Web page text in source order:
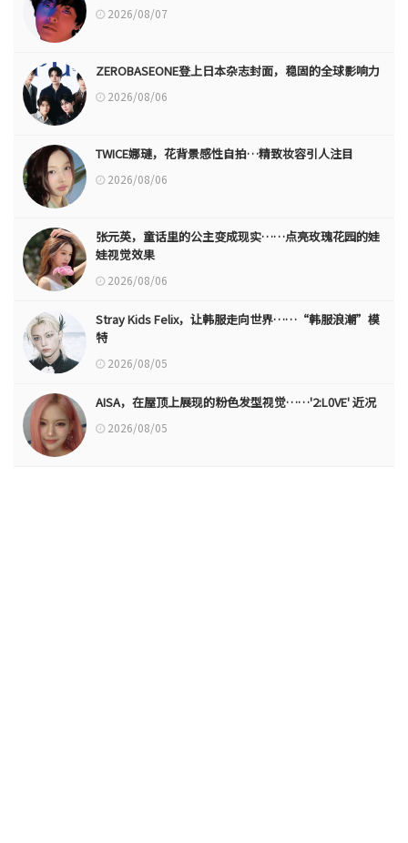
2026/08/07
ZEROBASEONE登上日本杂志封面，稳固的全球影响力
2026/08/06
TWICE娜璉，花背景感性自拍…精致妆容引人注目
2026/08/06
张元英，童话里的公主变成现实……点亮玫瑰花园的娃
娃视觉效果
2026/08/06
Stray Kids Felix，让韩服走向世界……“韩服浪潮”模
特
2026/08/05
AISA，在屋顶上展现的粉色发型视觉……'2:L0VE' 近况
2026/08/05